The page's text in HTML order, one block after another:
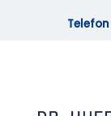
Telefon